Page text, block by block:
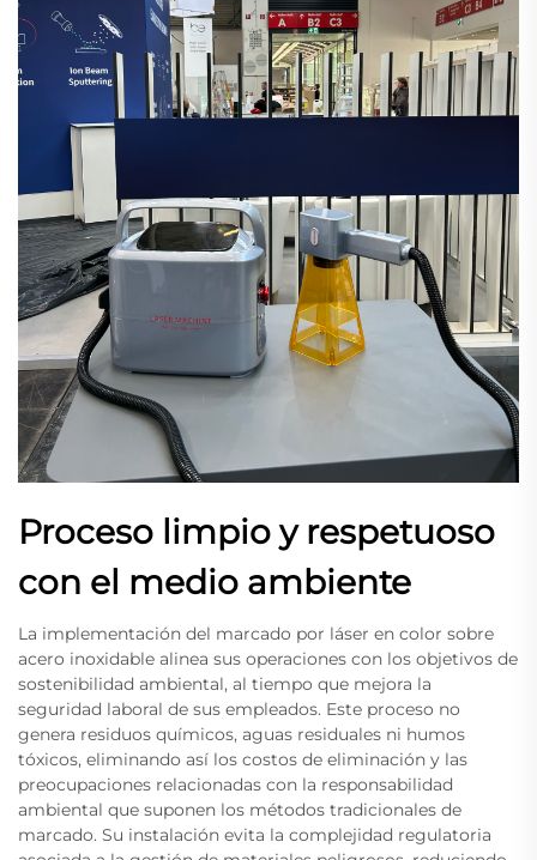
Proceso limpio y respetuoso
con el medio ambiente
La implementación del marcado por láser en color sobre
acero inoxidable alinea sus operaciones con los objetivos de
sostenibilidad ambiental, al tiempo que mejora la
seguridad laboral de sus empleados. Este proceso no
genera residuos químicos, aguas residuales ni humos
tóxicos, eliminando así los costos de eliminación y las
preocupaciones relacionadas con la responsabilidad
ambiental que suponen los métodos tradicionales de
marcado. Su instalación evita la complejidad regulatoria